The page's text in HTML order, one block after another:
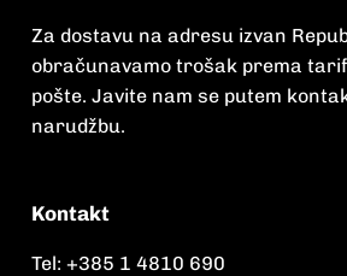
Za dostavu na adresu izvan
obračunavamo trošak prema
pošte. Javite nam se putem
narudžbu.
Kontakt
Tel: +385 1 4810 690